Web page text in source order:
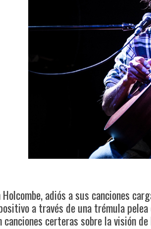
adiós a sus canciones
a través de una trémula
canciones certeras sobre la visión